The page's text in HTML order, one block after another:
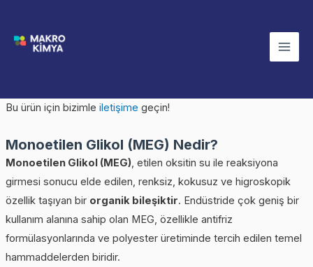
Bu ürün için bizimle iletişime geçin!
Monoetilen Glikol (MEG) Nedir?
Monoetilen Glikol (MEG), etilen oksitin su ile reaksiyona
girmesi sonucu elde edilen, renksiz, kokusuz ve higroskopik
özellik taşıyan bir organik bileşiktir. Endüstride çok geniş bir
kullanım alanına sahip olan MEG, özellikle antifriz
formülasyonlarında ve polyester üretiminde tercih edilen temel
hammaddelerden biridir.